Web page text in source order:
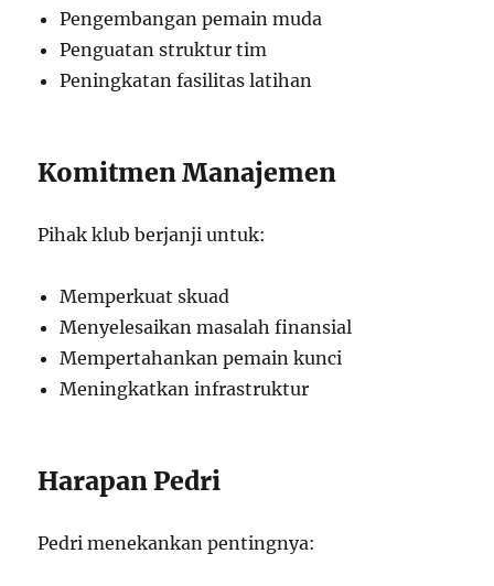
Pengembangan pemain muda
Penguatan struktur tim
Peningkatan fasilitas latihan
Komitmen Manajemen
Pihak klub berjanji untuk:
Memperkuat skuad
Menyelesaikan masalah finansial
Mempertahankan pemain kunci
Meningkatkan infrastruktur
Harapan Pedri
Pedri menekankan pentingnya: